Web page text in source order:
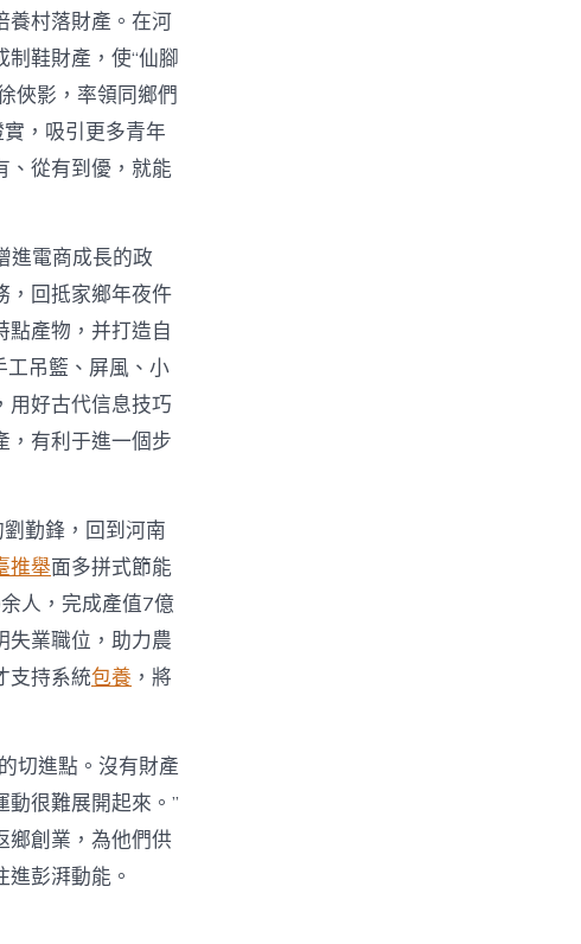
養村落財產。在河
鞋財產，使“仙腳
俠影，率領同鄉們
，吸引更多青年
、從有到優，就能
進電商成長的政
，回抵家鄉年夜仵
點產物，并打造自
工吊籃、屏風、小
用好古代信息技巧
，有利于進一個步
勤鋒，回到河南
推舉面多拼式節能
人，完成產值7億
失業職位，助力農
支持系統包養 ，將
切進點。沒有財產
很難展開起來。”
鄉創業，為他們供
彭湃動能。